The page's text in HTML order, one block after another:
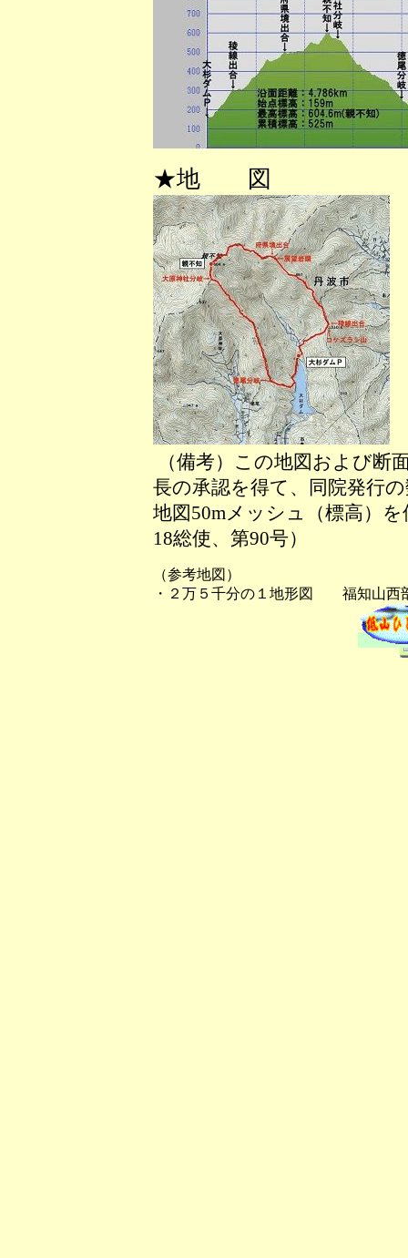
★地 図
（備考）この地図および断
長の承認を得て、同院発行
地図50mメッシュ（標高）
18総使、第90号）
（参考地図）
・２万５千分の１地形図 福知山西